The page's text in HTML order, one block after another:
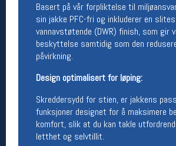
Basert på vår forpliktelse til
sin jakke PFC-fri og inkluderer en
vannavstøtende (DWR) finish, som gir
beskyttelse samtidig som den
påvirkning.
Design optimalisert for løping:
Skreddersydd for stien, er jakkens
funksjoner designet for å maksimere
komfort, slik at du kan takle
letthet og selvtillit.
Betingelser
Salgsbetingelser
Personsvernerklæring
Informasjonskapsler
Bærekraft
Org. nr: 976754360
Ledige stillinger